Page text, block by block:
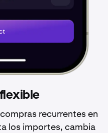
recurrentes en
los importes, cambia